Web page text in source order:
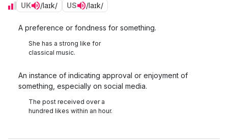
UK /laɪk/ US /laɪk/
A preference or fondness for something.
She has a strong like for
classical music.
An instance of indicating approval or enjoyment of
something, especially on social media.
The post received over a
hundred likes within an hour.